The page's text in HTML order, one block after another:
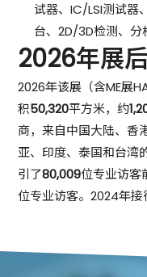
试器、IC/LSI测试
台、2D/3D检测、分
2026年展
2026年该展（含ME展
积50,320平方米，约
商，来自中国大陆、香
亚、印度、泰国和台湾
引了80,009位专业访
位专业访客。2024年